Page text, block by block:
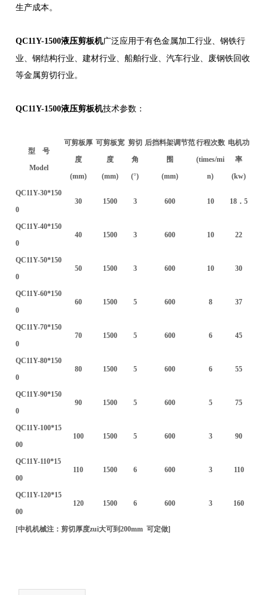
生产成本。
QC11Y-1500液压剪板机广泛应用于有色金属加工行业、钢铁行
业、钢结构行业、建材行业、船舶行业、汽车行业、废钢铁回收
等金属剪切行业。
QC11Y-1500液压剪板机技术参数：
型 号
Model
可剪板厚
度
(mm)
可剪板宽
度
(mm)
剪切
角
(°)
后挡料架调节范
围
(mm)
行程次数
(times/mi
n)
电机功
率
(kw)
QC11Y-30*150
0
30 1500 3 600 10 18．5
QC11Y-40*150
0
40 1500 3 600 10 22
QC11Y-50*150
0
50 1500 3 600 10 30
QC11Y-60*150
0
60 1500 5 600 8 37
QC11Y-70*150
0
70 1500 5 600 6 45
QC11Y-80*150
0
80 1500 5 600 6 55
QC11Y-90*150
0
90 1500 5 600 5 75
QC11Y-100*15
00
100 1500 5 600 3 90
QC11Y-110*15
00
110 1500 6 600 3 110
QC11Y-120*15
00
120 1500 6 600 3 160
[中机机械注：剪切厚度zui大可到200mm 可定做]